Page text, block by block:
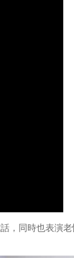
，同時也表演